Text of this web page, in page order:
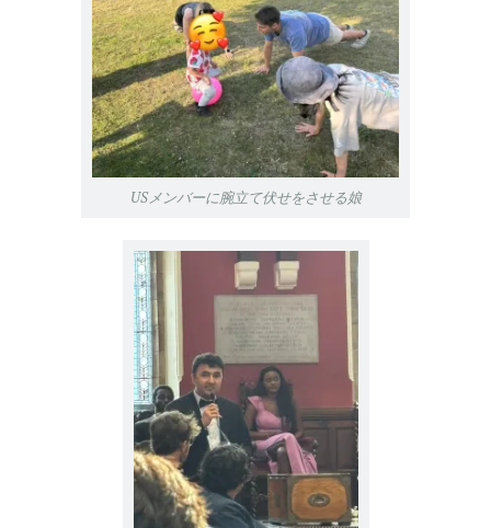
USメンバーに腕立て伏せをさせる娘